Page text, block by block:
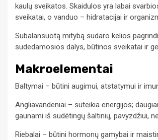
kaulų sveikatos. Skaidulos yra labai
sveikatai, o vanduo – hidratacijai ir
Subalansuotą mitybą sudaro kelios
sudedamosios dalys, būtinos sveikatai ir
Makroelementai
Baltymai – būtini augimui, atstatymui ir
Angliavandeniai – suteikia energijos;
gaunami iš sudėtingų šaltinių, pavyzdžiui,
Riebalai – būtini hormonų gamybai ir